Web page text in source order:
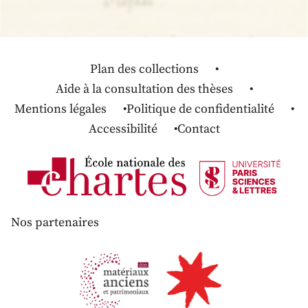
Plan des collections
Aide à la consultation des thèses
Mentions légales
Politique de confidentialité
Accessibilité
Contact
Nos partenaires